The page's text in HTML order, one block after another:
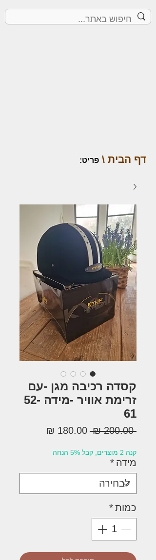
דף הבית \ פריט:
קסדה רכיבה מגן -עם
זרימת אוויר -מידה 52-
61
‏200.00 ‏₪
מחיר
קנה 2 מוצרים, קבל 5% הנחה
מידה *
כמות*